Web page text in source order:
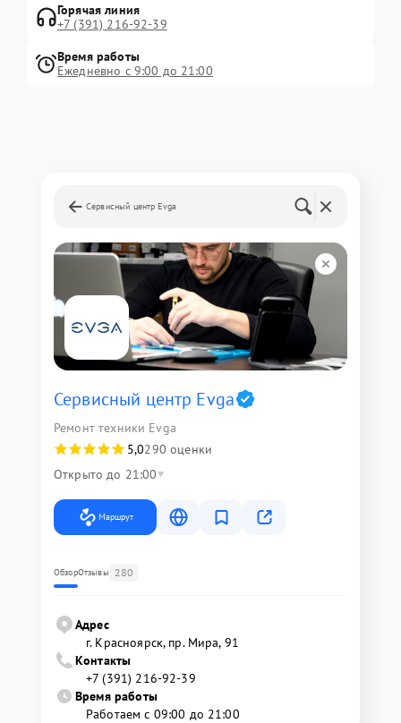
Горячая линия
+7 (391) 216-92-39
Время работы
Ежедневно с 9:00 до 21:00
Сервисный центр Evga
Сервисный центр Evga
Ремонт техники Evga
5,0290 оценки
Открыто до 21:00
Маршрут
ОбзорОтзывы 280
Адрес
г. Красноярск, ​пр. Мира, 91
Контакты
+7 (391) 216-92-39
Время работы
Работаем с 09:00 до 21:00